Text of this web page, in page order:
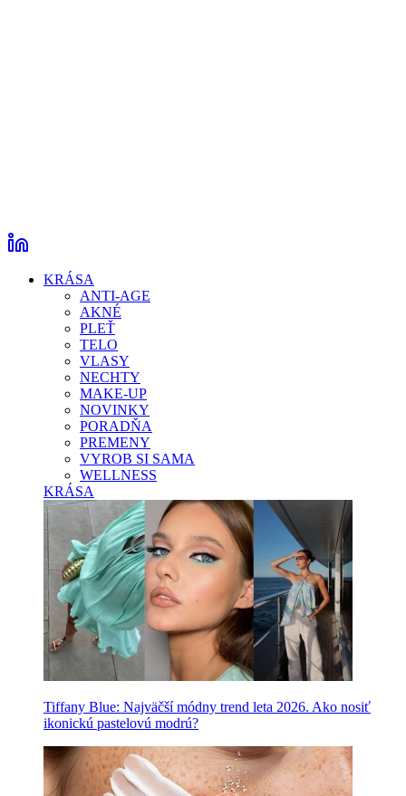
KRÁSA
ANTI-AGE
AKNÉ
PLEŤ
TELO
VLASY
NECHTY
MAKE-UP
NOVINKY
PORADŇA
PREMENY
VYROB SI SAMA
WELLNESS
KRÁSA
Tiffany Blue: Najväčší módny trend leta 2026. Ako nosiť
ikonickú pastelovú modrú?